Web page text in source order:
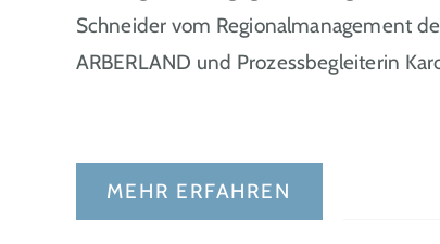
Schneider vom Regionalmanagement
ARBERLAND und Prozessbegleiterin
MEHR ERFAHREN